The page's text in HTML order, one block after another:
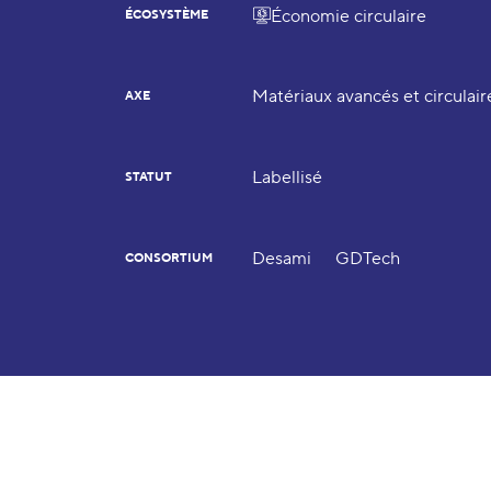
ÉCOSYSTÈME Économie circulaire
AXE Matériaux avancés et
STATUT Labellisé
CONSORTIUM Desami GDTech